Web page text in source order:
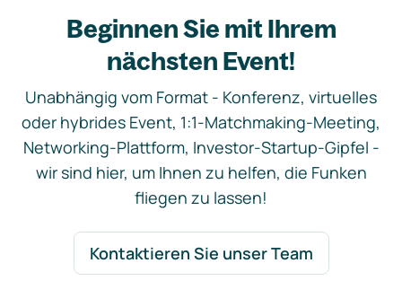
Beginnen Sie mit Ihrem
nächsten Event!
Unabhängig vom Format - Konferenz, virtuelles
oder hybrides Event, 1:1-Matchmaking-Meeting,
Networking-Plattform, Investor-Startup-Gipfel -
wir sind hier, um Ihnen zu helfen, die Funken
fliegen zu lassen!
Kontaktieren Sie unser Team